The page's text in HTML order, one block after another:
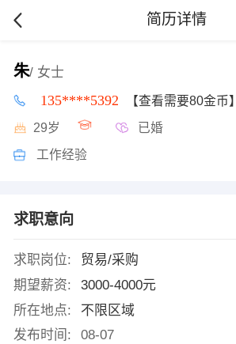
简历详情
朱/ 女士
135****5392 【查看需要80金币】
29岁 已婚
工作经验
求职意向
求职岗位:
贸易/采购
期望薪资:
3000-4000元
所在地点:
不限区域
发布时间:
08-07